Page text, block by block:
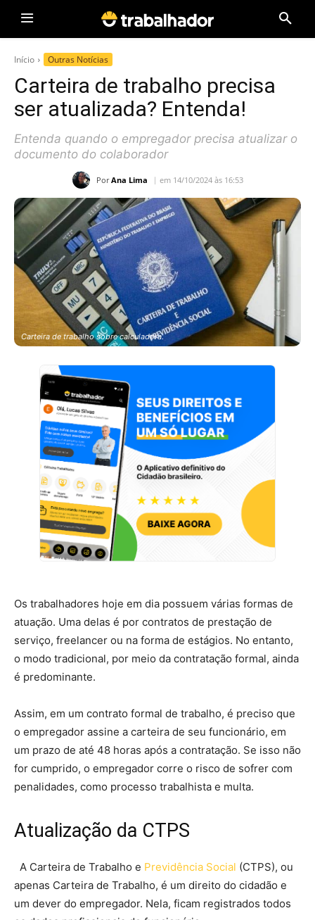
Início Outras Notícias
Carteira de trabalho precisa
ser atualizada? Entenda!
Entenda quando o empregador precisa atualizar o
documento do colaborador
Por Ana Lima em 14/10/2024 às 16:53
Carteira de trabalho sobre calculadora.
Os trabalhadores hoje em dia possuem várias formas de
atuação. Uma delas é por contratos de prestação de
serviço, freelancer ou na forma de estágios. No entanto,
o modo tradicional, por meio da contratação formal, ainda
é predominante.
Assim, em um contrato formal de trabalho, é preciso que
o empregador assine a carteira de seu funcionário, em
um prazo de até 48 horas após a contratação. Se isso não
for cumprido, o empregador corre o risco de sofrer com
penalidades, como processo trabalhista e multa.
Atualização da CTPS
A Carteira de Trabalho e Previdência Social (CTPS), ou
apenas Carteira de Trabalho, é um direito do cidadão e
um dever do empregador. Nela, ficam registrados todos